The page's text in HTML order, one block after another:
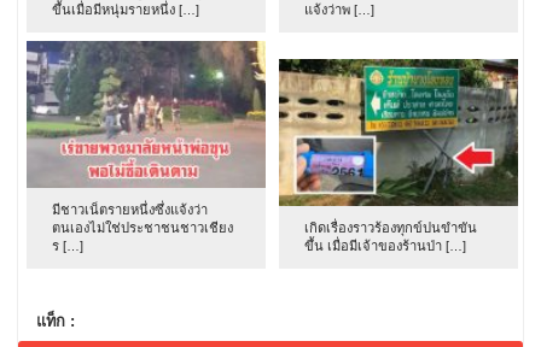
ขึ้นเมื่อมีหนุ่มรายหนึ่ง […]
แจ้งว่าพ […]
มีชาวเน็ตรายหนึ่งซึ่งแจ้งว่า
ตนเองไม่ใช่ประชาชนชาวเชียง
ร […]
เกิดเรื่องราวร้องทุกข์ปนขำขัน
ขึ้น เมื่อมีเจ้าของร้านป่า […]
แท็ก :